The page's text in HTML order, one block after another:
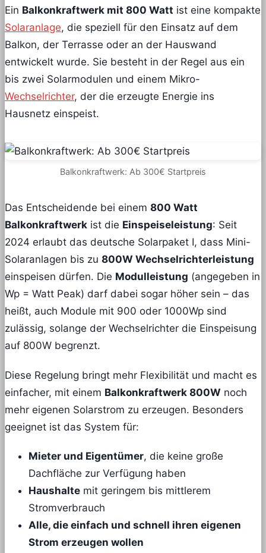
Ein Balkonkraftwerk mit 800 Watt ist eine kompakte
Solaranlage, die speziell für den Einsatz auf dem
Balkon, der Terrasse oder an der Hauswand
entwickelt wurde. Sie besteht in der Regel aus ein
bis zwei Solarmodulen und einem Mikro-
Wechselrichter, der die erzeugte Energie ins
Hausnetz einspeist.
Balkonkraftwerk: Ab 300€ Startpreis
Das Entscheidende bei einem 800 Watt
Balkonkraftwerk ist die Einspeiseleistung: Seit
2024 erlaubt das deutsche Solarpaket I, dass Mini-
Solaranlagen bis zu 800W Wechselrichterleistung
einspeisen dürfen. Die Modulleistung (angegeben in
Wp = Watt Peak) darf dabei sogar höher sein – das
heißt, auch Module mit 900 oder 1000Wp sind
zulässig, solange der Wechselrichter die Einspeisung
auf 800W begrenzt.
Diese Regelung bringt mehr Flexibilität und macht es
einfacher, mit einem Balkonkraftwerk 800W noch
mehr eigenen Solarstrom zu erzeugen. Besonders
geeignet ist das System für:
Mieter und Eigentümer, die keine große
Dachfläche zur Verfügung haben
Haushalte mit geringem bis mittlerem
Stromverbrauch
Alle, die einfach und schnell ihren eigenen
Strom erzeugen wollen